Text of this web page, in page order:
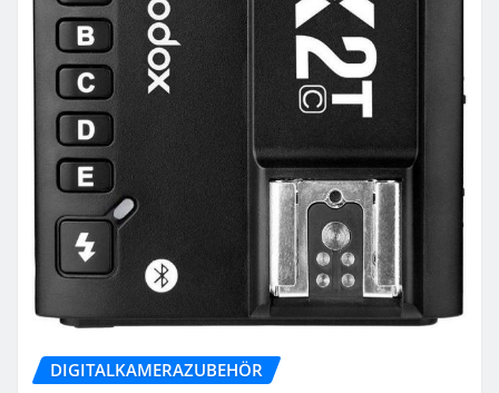
DIGITALKAMERAZUBEHÖR